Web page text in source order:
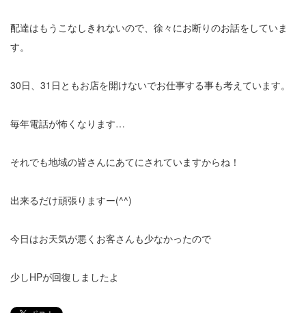
配達はもうこなしきれないので、徐々にお断りのお話をしていま
す。
30日、31日ともお店を開けないでお仕事する事も考えています。
毎年電話が怖くなります…
それでも地域の皆さんにあてにされていますからね！
出来るだけ頑張りますー(^^)
今日はお天気が悪くお客さんも少なかったので
少しHPが回復しましたよ